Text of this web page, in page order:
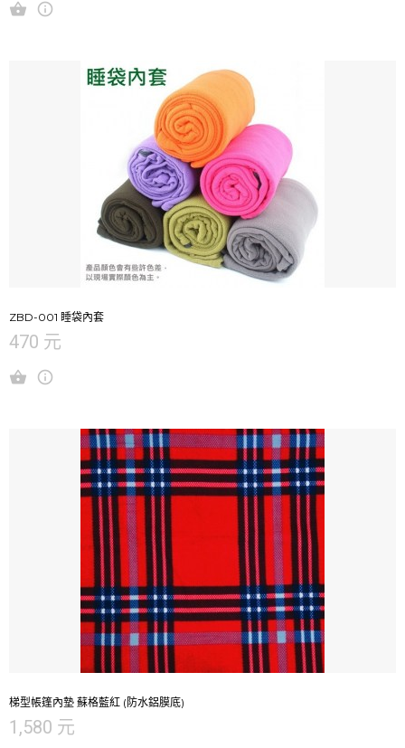
ZBD-001 睡袋內套
470 元
梯型帳篷內墊 蘇格藍紅 (防水鋁膜底)
1,580 元